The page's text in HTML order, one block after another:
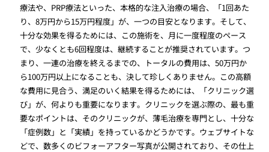
療法や、PRP療法といった、本格的な注入治療の場合、「1回あた
り、8万円から15万円程度」が、一つの目安となります。そして、
十分な効果を得るためには、この施術を、月に一度程度のペース
で、少なくとも6回程度は、継続することが推奨されています。つ
まり、一連の治療を終えるまでの、トータルの費用は、50万円か
ら100万円以上になることも、決して珍しくありません。この高額
な費用に見合う、満足のいく結果を得るためには、「クリニック選
び」が、何よりも重要になります。クリニックを選ぶ際の、最も重
要なポイントは、そのクリニックが、薄毛治療を専門とし、十分な
「症例数」と「実績」を持っているかどうかです。ウェブサイトな
どで、数多くのビフォーアフター写真が公開されており、その仕上